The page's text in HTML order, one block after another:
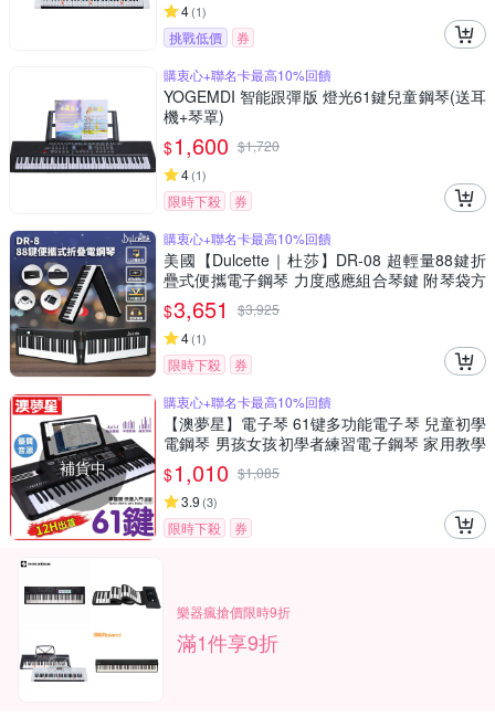
4(1)
挑戰低價
券
購衷心+聯名卡最高10%回饋
YOGEMDI 智能跟彈版 燈光61鍵兒童鋼琴(送耳
機+琴罩)
$1,600 $1,720
4(1)
限時下殺
券
購衷心+聯名卡最高10%回饋
美國【Dulcette｜杜莎】DR-08 超輕量88鍵折
疊式便攜電子鋼琴 力度感應組合琴鍵 附琴袋方
便外出攜帶 還原真實鋼琴琴鍵和音色
$3,651 $3,925
4(1)
限時下殺 券
補貨中
購衷心+聯名卡最高10%回饋
【澳夢星】電子琴 61键多功能電子琴 兒童初學
電鋼琴 男孩女孩初學者練習電子鋼琴 家用教學
鋼琴 電子鋼琴 兒童鋼琴【12H快速出貨 質量保
證】
$1,010 $1,085
3.9 (3)
限時下殺 券
樂器瘋搶價限時9折
滿1件享9折